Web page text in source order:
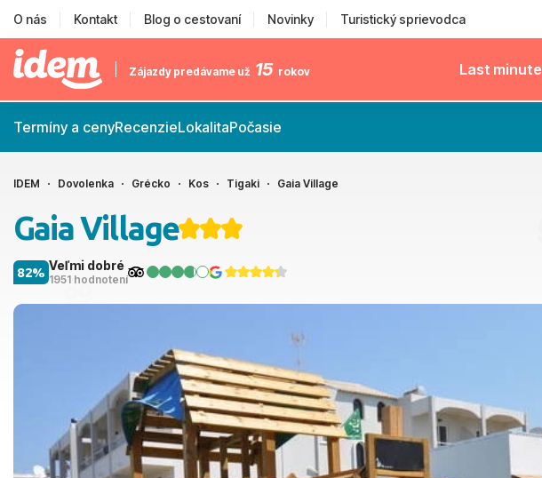
O nás Kontakt Blog o cestovaní Novinky Turistický sprievodca
Zájazdy predávame už 15 rokov Last minute
Termíny a cenyRecenzieLokalitaPočasie
IDEM Dovolenka Grécko Kos Tigaki Gaia Village
Gaia Village
Veľmi dobré
1951 hodnotení
82%